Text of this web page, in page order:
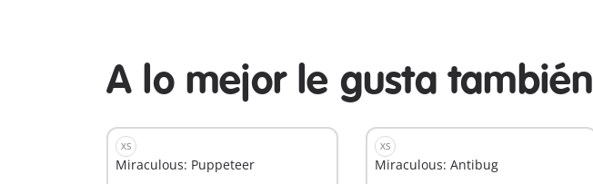
A lo mejor le gusta también
XS
Miraculous: Puppeteer
XS
Miraculous: Antibug